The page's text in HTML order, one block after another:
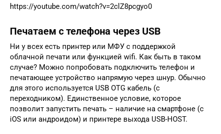
https://youtube.com/watch?v=2clZ8pcgyo0
Печатаем с телефона через USB
Ни у всех есть принтер или МФУ с поддержкой
облачной печати или функцией wifi. Как быть в таком
случае? Можно попробовать подключить телефон и
печатающее устройство напрямую через шнур. Обычно
для этого используется USB OTG кабель (с
переходником). Единственное условие, которое
позволит запустить печать – наличие на смартфоне (с
iOS или андроидом) и принтере выхода USB-HOST.